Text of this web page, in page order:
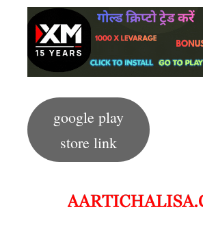
content
google play
store link